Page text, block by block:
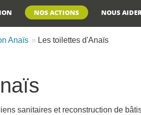
NOS ACTIONS NOUS
Anaïs Les toilettes d'Anaïs
sanitaires et reconstruction de